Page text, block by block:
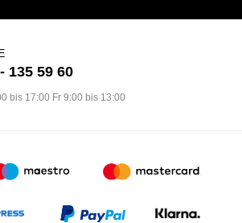
135 59 60
bis 17:00 Fr 9:00 bis 13:00